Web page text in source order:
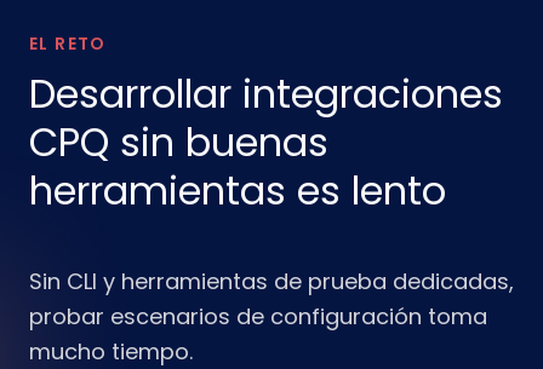
EL RETO
Desarrollar integraciones
CPQ sin buenas
herramientas es lento
Sin CLI y herramientas de prueba dedicadas,
probar escenarios de configuración toma
mucho tiempo.